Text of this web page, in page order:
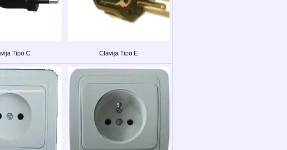
Tipo C Clavija Tipo E